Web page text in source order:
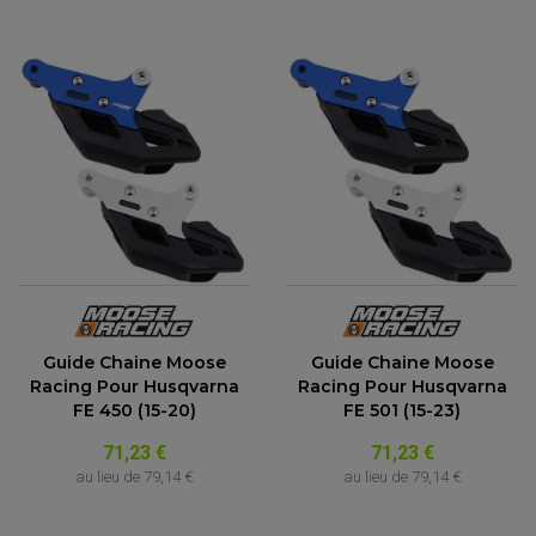
ACCESSOIRES QUAD
ACCESSOIRES ANODISES POUR QUAD
BOUCHON DE RÉSERVOIR QUAD
KIT DÉCO QUAD / SSV
KIT POIGNÉE DE GAZ QUAD
Guide Chaine Moose
Racing Pour Husqvarna
FE 450 (15-20)
71,23 €
au lieu de 79,14 €
Guide Chaine Moose
Racing Pour Husqvarna
FE 501 (15-23)
71,23 €
au lieu de 79,14 €